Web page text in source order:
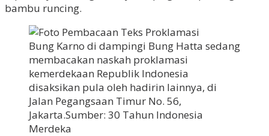
bambu runcing.
Bung Karno di dampingi Bung Hatta sedang
membacakan naskah proklamasi
kemerdekaan Republik Indonesia
disaksikan pula oleh hadirin lainnya, di
Jalan Pegangsaan Timur No. 56,
Jakarta.Sumber: 30 Tahun Indonesia
Merdeka